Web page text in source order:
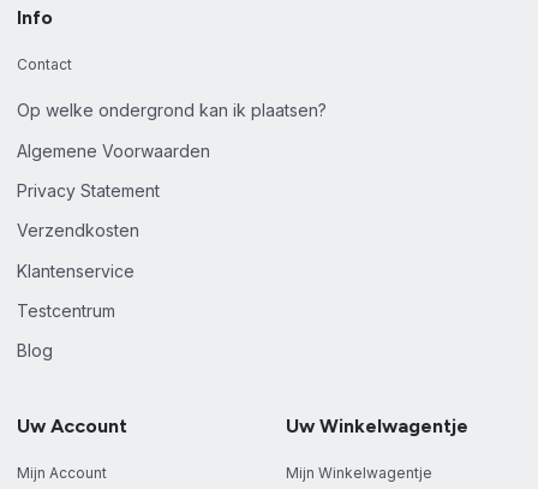
Info
Contact
Op welke ondergrond kan ik plaatsen?
Algemene Voorwaarden
Privacy Statement
Verzendkosten
Klantenservice
Testcentrum
Blog
Uw Account
Mijn Account
Uw Winkelwagentje
Mijn Winkelwagentje